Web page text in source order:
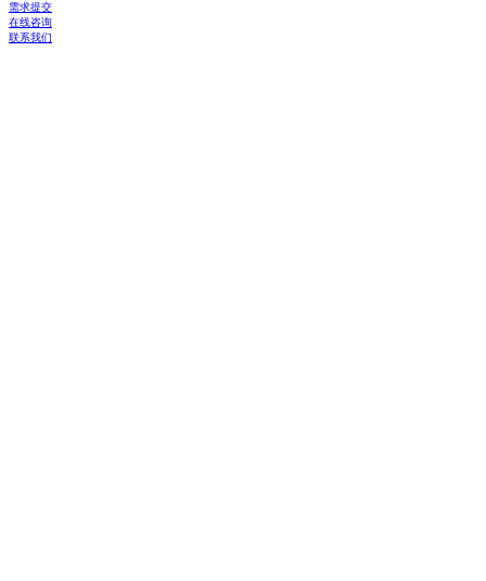
需求提交
在线咨询
联系我们